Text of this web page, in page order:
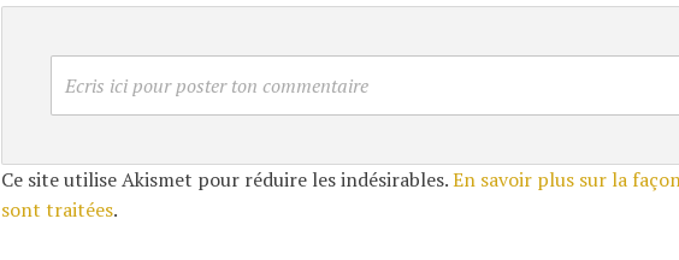
Ecris ici pour poster ton commentaire
Ce site utilise Akismet pour réduire les indésirables.En savoir plus sur la
sont traitées.